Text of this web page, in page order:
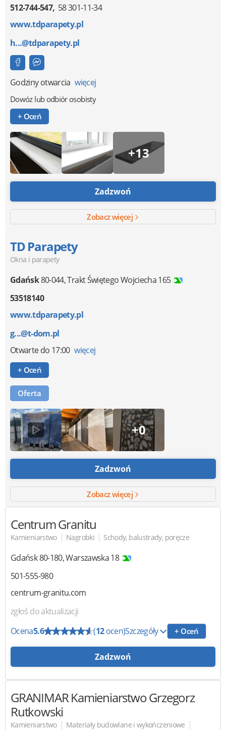
512-744-547 58 301-11-34
www.tdparapety.pl
h...@tdparapety.pl
Godziny otwarcia więcej
Dowóz lub odbiór osobisty
+ Oceń
+13
Zadzwoń
Zobacz więcej
TD Parapety
Okna i parapety
Gdańsk80-044,Trakt Świętego Wojciecha 165
53518140
www.tdparapety.pl
g...@t-dom.pl
Otwartedo 17:00 więcej
+ Oceń
Oferta
+0
Zadzwoń
Zobacz więcej
Centrum Granitu
Kamieniarstwo | Nagrobki | Schody, balustrady, poręcze
Gdańsk80-180,Warszawska 18
501-555-980
centrum-granitu.com
zgłoś do aktualizacji
Ocena5.6 (12ocen)Szczegóły + Oceń
Zadzwoń
GRANIMAR KamieniarstwoGrzegorz
Rutkowski
Kamieniarstwo | Materiały budowlane i wykończeniowe |